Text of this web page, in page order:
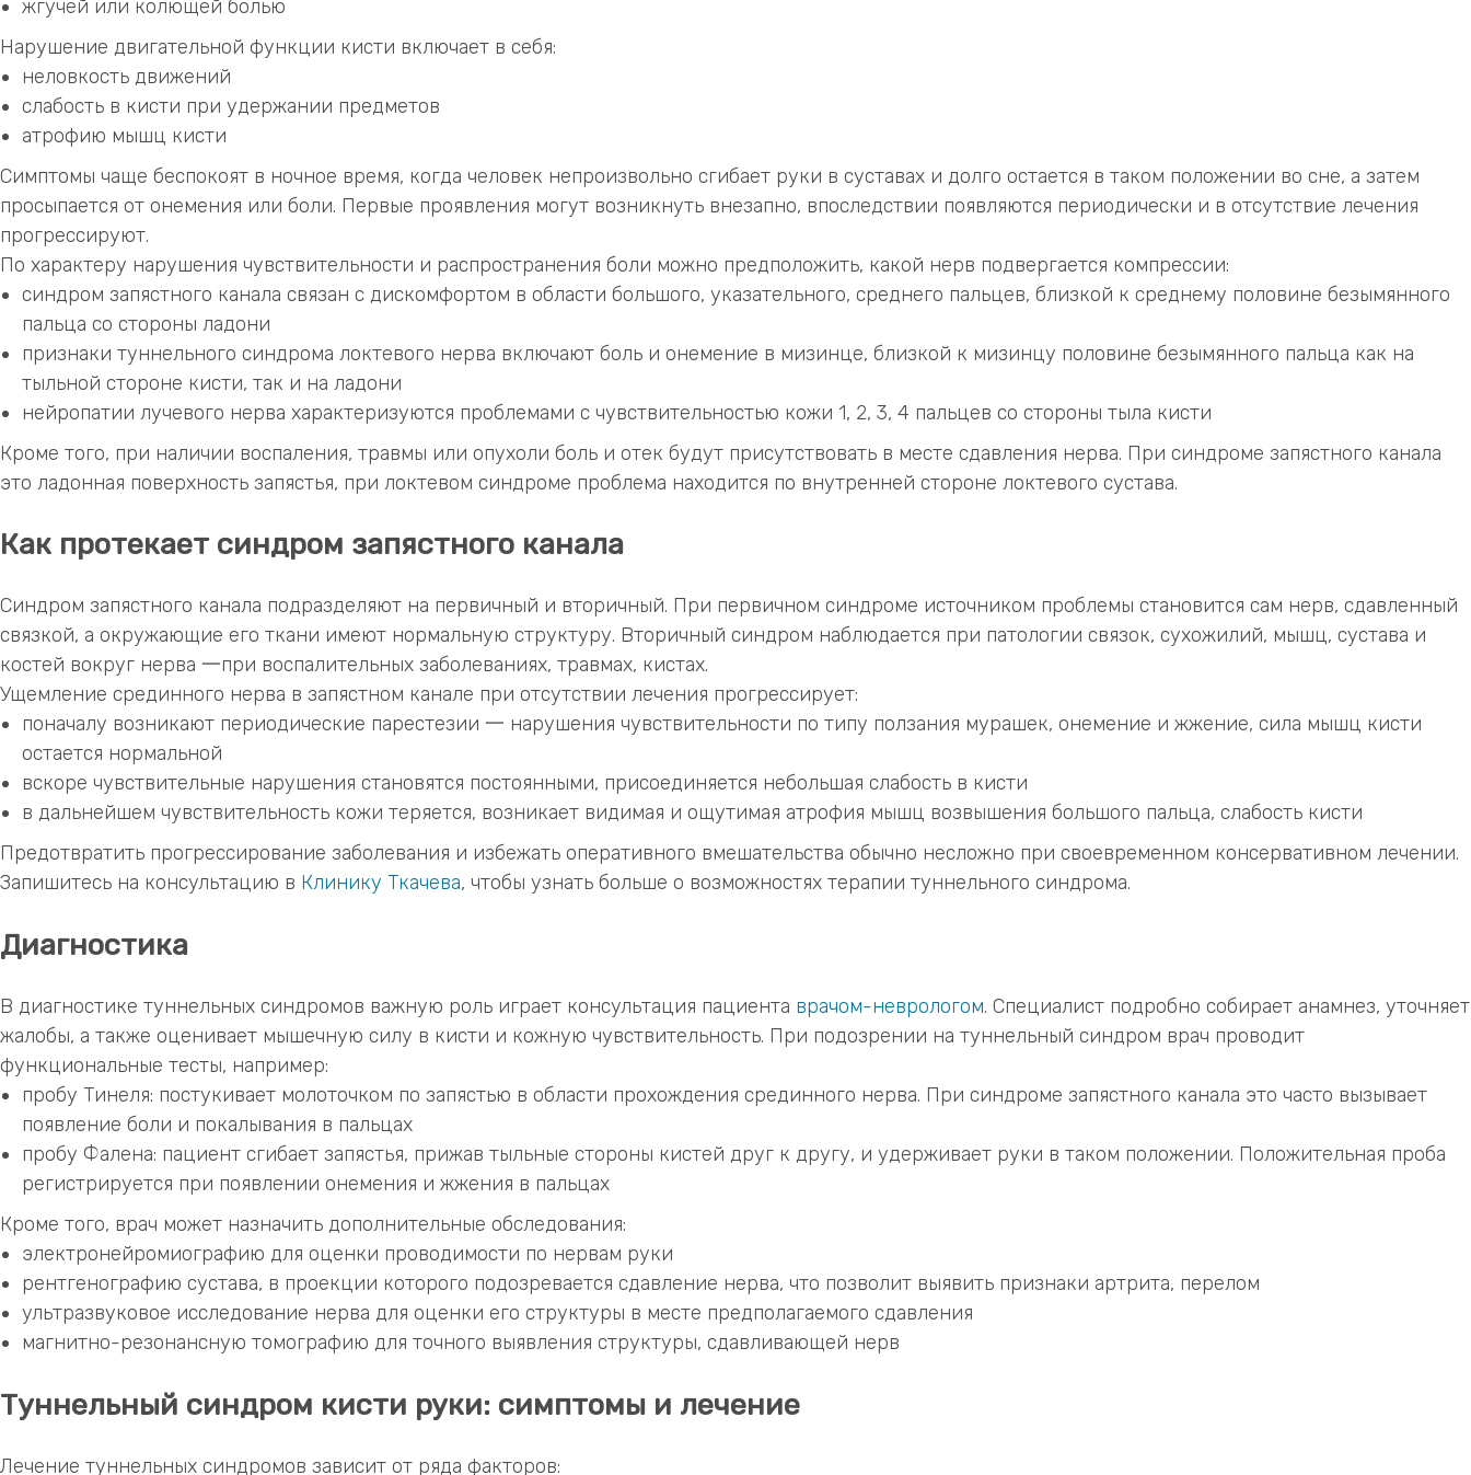
жгучей или колющей болью
Нарушение двигательной функции кисти включает в себя:
неловкость движений
слабость в кисти при удержании предметов
атрофию мышц кисти
Симптомы чаще беспокоят в ночное время, когда человек непроизвольно сгибает руки в суставах и долго остается в таком положении во сне, а затем
просыпается от онемения или боли. Первые проявления могут возникнуть внезапно, впоследствии появляются периодически и в отсутствие лечения
прогрессируют.
По характеру нарушения чувствительности и распространения боли можно предположить, какой нерв подвергается компрессии:
синдром запястного канала связан с дискомфортом в области большого, указательного, среднего пальцев, близкой к среднему половине безымянного
пальца со стороны ладони
признаки туннельного синдрома локтевого нерва включают боль и онемение в мизинце, близкой к мизинцу половине безымянного пальца как на
тыльной стороне кисти, так и на ладони
нейропатии лучевого нерва характеризуются проблемами с чувствительностью кожи 1, 2, 3, 4 пальцев со стороны тыла кисти
Кроме того, при наличии воспаления, травмы или опухоли боль и отек будут присутствовать в месте сдавления нерва. При синдроме запястного канала
это ладонная поверхность запястья, при локтевом синдроме проблема находится по внутренней стороне локтевого сустава.
Как протекает синдром запястного канала
Синдром запястного канала подразделяют на первичный и вторичный. При первичном синдроме источником проблемы становится сам нерв, сдавленный
связкой, а окружающие его ткани имеют нормальную структуру. Вторичный синдром наблюдается при патологии связок, сухожилий, мышц, сустава и
костей вокруг нерва 一при воспалительных заболеваниях, травмах, кистах.
Ущемление срединного нерва в запястном канале при отсутствии лечения прогрессирует:
поначалу возникают периодические парестезии 一 нарушения чувствительности по типу ползания мурашек, онемение и жжение, сила мышц кисти
остается нормальной
вскоре чувствительные нарушения становятся постоянными, присоединяется небольшая слабость в кисти
в дальнейшем чувствительность кожи теряется, возникает видимая и ощутимая атрофия мышц возвышения большого пальца, слабость кисти
Предотвратить прогрессирование заболевания и избежать оперативного вмешательства обычно несложно при своевременном консервативном лечении.
Запишитесь на консультацию в Клинику Ткачева, чтобы узнать больше о возможностях терапии туннельного синдрома.
Диагностика
В диагностике туннельных синдромов важную роль играет консультация пациента врачом-неврологом. Специалист подробно собирает анамнез, уточняет
жалобы, а также оценивает мышечную силу в кисти и кожную чувствительность. При подозрении на туннельный синдром врач проводит
функциональные тесты, например:
пробу Тинеля: постукивает молоточком по запястью в области прохождения срединного нерва. При синдроме запястного канала это часто вызывает
появление боли и покалывания в пальцах
пробу Фалена: пациент сгибает запястья, прижав тыльные стороны кистей друг к другу, и удерживает руки в таком положении. Положительная проба
регистрируется при появлении онемения и жжения в пальцах
Кроме того, врач может назначить дополнительные обследования:
электронейромиографию для оценки проводимости по нервам руки
рентгенографию сустава, в проекции которого подозревается сдавление нерва, что позволит выявить признаки артрита, перелом
ультразвуковое исследование нерва для оценки его структуры в месте предполагаемого сдавления
магнитно-резонансную томографию для точного выявления структуры, сдавливающей нерв
Туннельный синдром кисти руки: симптомы и лечение
Лечение туннельных синдромов зависит от ряда факторов: